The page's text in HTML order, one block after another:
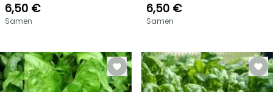
6,50 €
Samen
6,50 €
Samen